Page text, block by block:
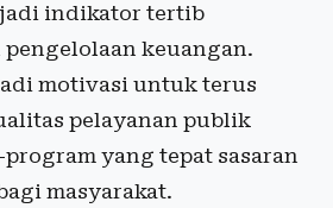
indikator tertib
keuangan.
motivasi untuk terus
pelayanan publik
yang tepat sasaran
masyarakat.